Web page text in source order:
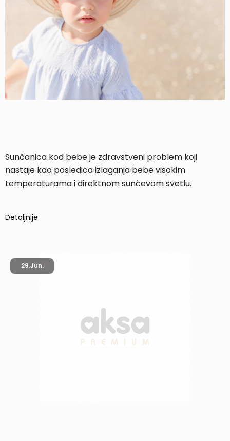
Sunčanica kod bebe je zdravstveni problem koji
nastaje kao posledica izlaganja bebe visokim
temperaturama i direktnom sunčevom svetlu.
Detaljnije
29.Jun.